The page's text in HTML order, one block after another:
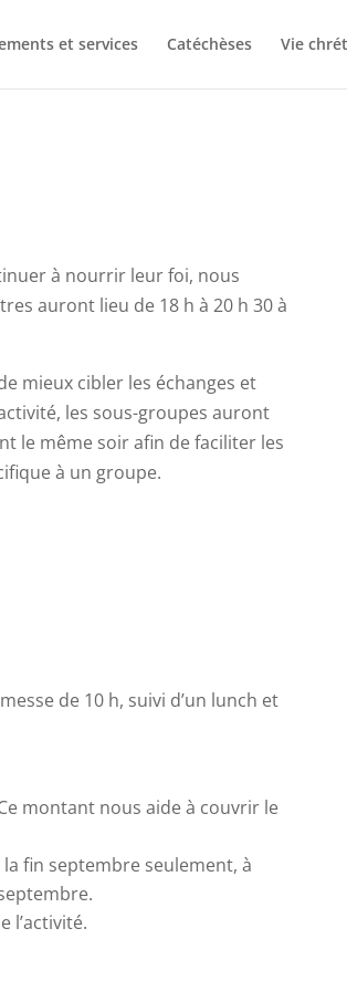
et services Catéchèses Vie
à nourrir leur foi, nous
auront lieu de 18 h à 20 h 30 à
mieux cibler les échanges et
les sous-groupes auront
le même soir afin de faciliter les
à un groupe.
de 10 h, suivi d’un lunch et
montant nous aide à couvrir le
fin septembre seulement, à
l’activité.